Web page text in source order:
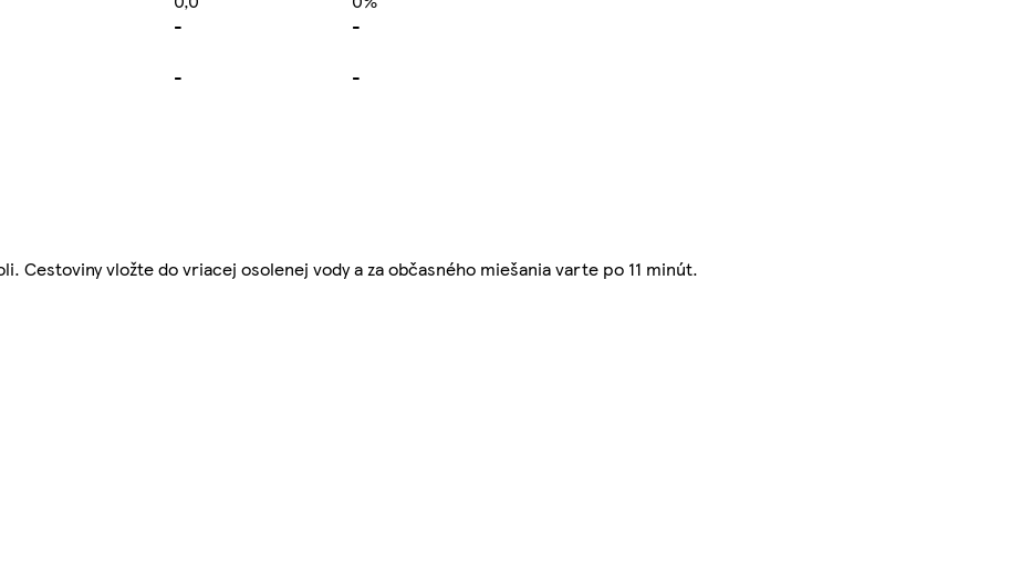
-
-
- -
Cestoviny vložte do vriacej osolenej vody a za občasného miešania varte po 11 minút.